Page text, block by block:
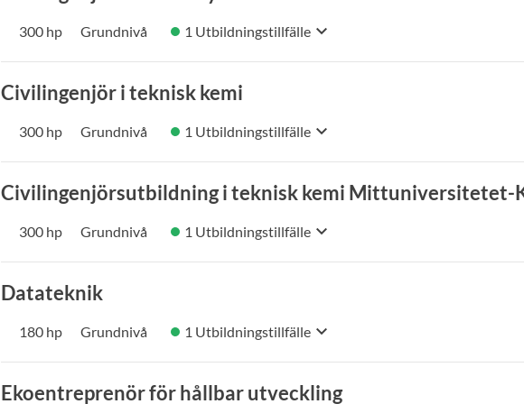
300 hp Grundnivå 1 Utbildningstillfällekeyboard_arrow_down
Civilingenjör i teknisk kemi
300 hp Grundnivå 1 Utbildningstillfällekeyboard_arrow_down
Civilingenjörsutbildning i teknisk kemi Mittuniversitetet-
300 hp Grundnivå 1 Utbildningstillfällekeyboard_arrow_down
Datateknik
180 hp Grundnivå 1 Utbildningstillfällekeyboard_arrow_down
Ekoentreprenör för hållbar utveckling